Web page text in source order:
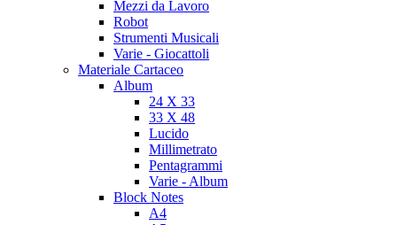
Mezzi da Lavoro
Robot
Strumenti Musicali
Varie - Giocattoli
Materiale Cartaceo
Album
24 X 33
33 X 48
Lucido
Millimetrato
Pentagrammi
Varie - Album
Block Notes
A4